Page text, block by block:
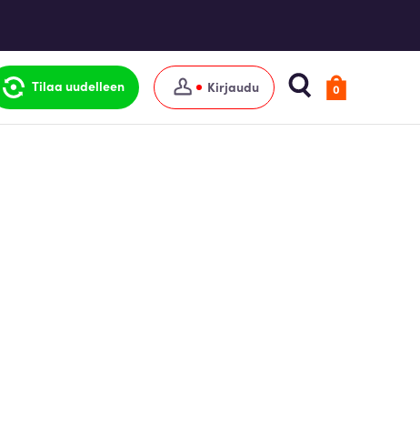
Tilaa uudelleen Kirjaudu 0